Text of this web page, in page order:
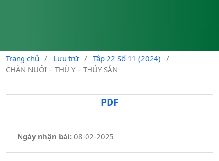
Trang chủ / Lưu trữ / Tập 22 Số 11 (2024)
/
CHĂN NUÔI – THÚ Y – THỦY SẢN
PDF
Ngày nhận bài: 08-02-2025